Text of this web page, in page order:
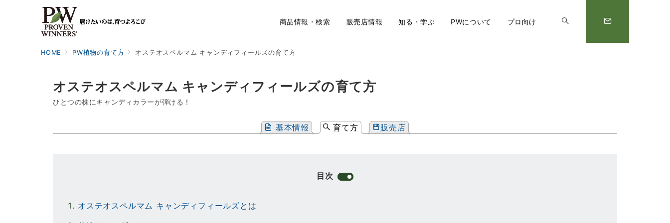
商品情報・検索 販売店情報 知る・学ぶ PWについて プロ向け
HOME PW植物の育て方 オステオスペルマム キャンディフィールズの育て方
オステオスペルマム キャンディフィールズの育て方
ひとつの株にキャンディカラーが弾ける！
基本情報 育て方 販売店
目次
オステオスペルマム キャンディフィールズとは